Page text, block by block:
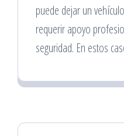
puede dejar un
requerir apoyo
seguridad. En estos